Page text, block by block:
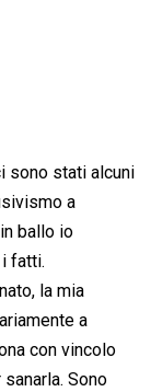
sono stati alcuni
a
ballo io
fatti.
la mia
a
con vincolo
Sono